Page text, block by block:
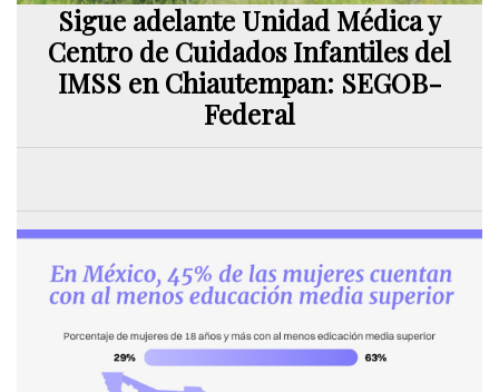
Sigue adelante Unidad Médica y
Centro de Cuidados Infantiles del
IMSS en Chiautempan: SEGOB-
Federal